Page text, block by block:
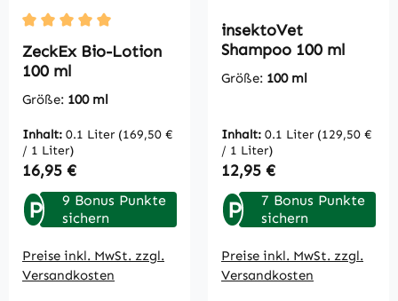
Durchschnittliche Bewertung von 5 von 5 Sternen
ZeckEx Bio-Lotion
100 ml
Größe: 100 ml
Inhalt: 0.1 Liter (169,50 €
/ 1 Liter)
Regulärer Preis:
16,95 €
P
9 Bonus Punkte
sichern
Preise inkl. MwSt. zzgl.
Versandkosten
insektoVet
Shampoo 100 ml
Größe: 100 ml
Inhalt: 0.1 Liter (129,50 €
/ 1 Liter)
Regulärer Preis:
12,95 €
P
7 Bonus Punkte
sichern
Preise inkl. MwSt. zzgl.
Versandkosten